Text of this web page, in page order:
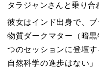
タラジャンさんと乗り合
彼女はインド出身で、
物質ダークマター（暗
つのセッションに登壇
自然科学の進歩はない